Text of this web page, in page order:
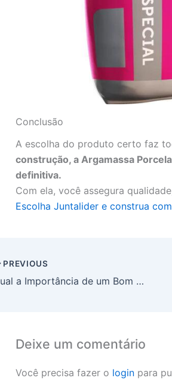
Conclusão
A escolha do produto certo faz
construção, a Argamassa
definitiva.
Com ela, você assegura
Escolha Juntalider e construa
PREVIOUS
Qual a Importância de um Bom Gesso para Alinhamento?
Deixe um comentário
Você precisa fazer o login para